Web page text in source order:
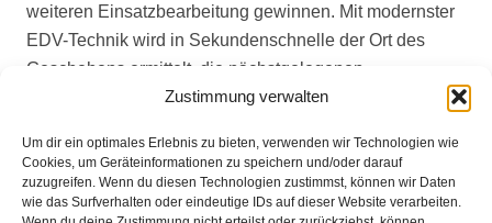
Zustimmung verwalten
Um dir ein optimales Erlebnis zu bieten, verwenden wir Technologien wie
Cookies, um Geräteinformationen zu speichern und/oder darauf
zuzugreifen. Wenn du diesen Technologien zustimmst, können wir Daten
wie das Surfverhalten oder eindeutige IDs auf dieser Website verarbeiten.
weiteren Einsatzbearbeitung gewinnen. Mit modernster
EDV-Technik wird in Sekundenschnelle der Ort des
Geschehens ermittelt, die nächstgelegenen
Rettungsmittel bestimmt und zum Einsatzort entsandt.
Verhaltenshinweise bis hin zur Anleitung einer Herz-
Lungen-Wiederbelebung. Mit spannenden und
interessanten Eindrücken machten die Kameraden sich